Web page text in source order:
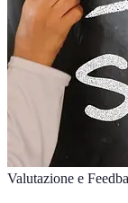
Valutazione e